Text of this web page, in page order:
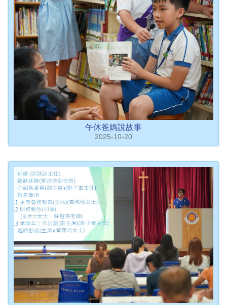
午休爸媽說故事
2025-10-20